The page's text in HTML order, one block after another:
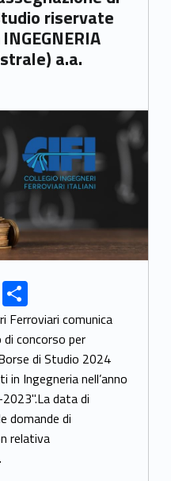
diriservate
a.a.
C
o
n
di
vi
di
Ferroviari comunica
concorso per
di Studio 2024
in Ingegneria nell’anno
data di
domande di
relativa